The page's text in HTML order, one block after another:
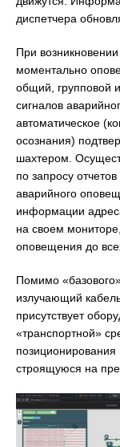
диспетчера
При
моментально
общий, групповой
сигналов
автоматическое
осознания)
шахтером.
по запросу
аварийного
информации
на своем
оповещения до
Помимо
излучающий
присутствует
«транспортной»
строящуюся на